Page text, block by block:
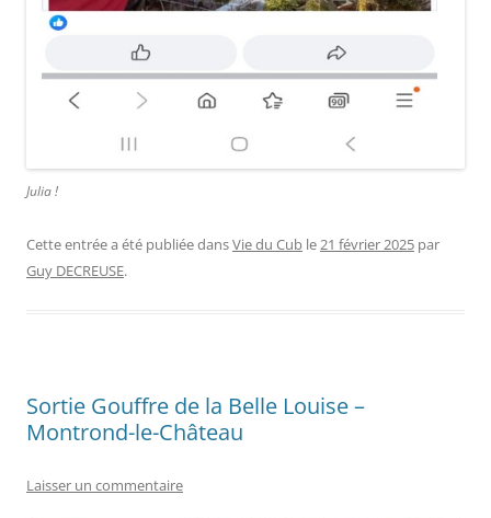
Julia !
Cette entrée a été publiée dansVie du Cub le21 février 2025 par
Guy DECREUSE.
Sortie Gouffre de la Belle Louise –
Montrond-le-Château
Laisser un commentaire